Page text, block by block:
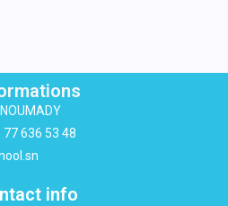
636 53 48
info